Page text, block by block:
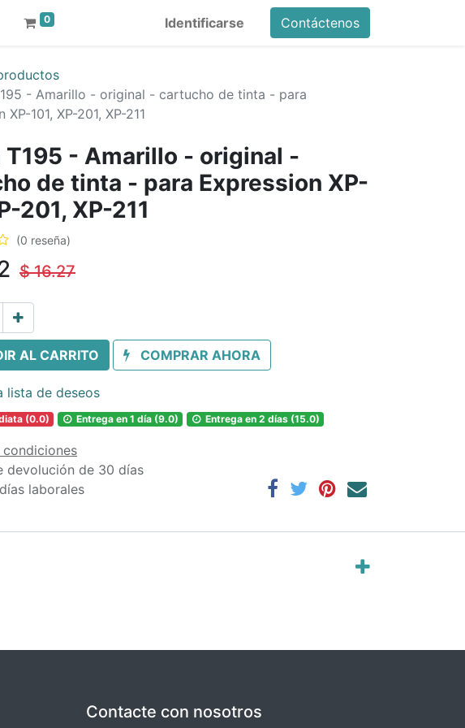
0 Identificarse Contáctenos
- Amarillo - original - cartucho de tinta - para
XP-101, XP-201, XP-211
T195 - Amarillo - original -
de tinta - para Expression XP-
201, XP-211
(0 reseña)
$16.27
AL CARRITO COMPRAR AHORA
lista de deseos
(0.0) Entrega en 1 día (9.0) Entrega en 2 días (15.0)
condiciones
devolución de 30 días
laborales
Contacte con nosotros